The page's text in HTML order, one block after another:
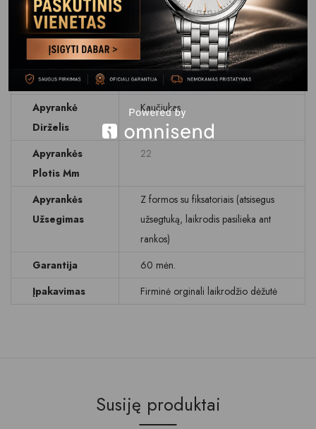
Data
Dienos rodymas
Stikliukas
Safyrinis
Atsparumas
Vandeniui
WR 100 M (10 BAR)
Apyrankė
Dirželis
Kaučiukas
Apyrankės
Plotis Mm
22
Apyrankės
Užsegimas
Z formos su fiksatoriais (atsisegus
užsegtuką, laikrodis pasilieka ant
rankos)
Garantija
60 mėn.
Įpakavimas
Firminė orginali laikrodžio dėžutė
Susiję produktai